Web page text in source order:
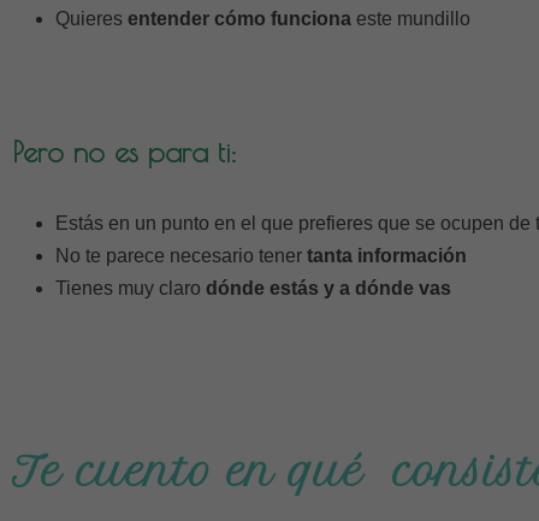
Quieres entender cómo funciona este mundillo
Pero no es para ti:
Estás en un punto en el que prefieres que se ocupen de
No te parece necesario tener tanta información
Tienes muy claro dónde estás y a dónde vas
Te cuento en qué